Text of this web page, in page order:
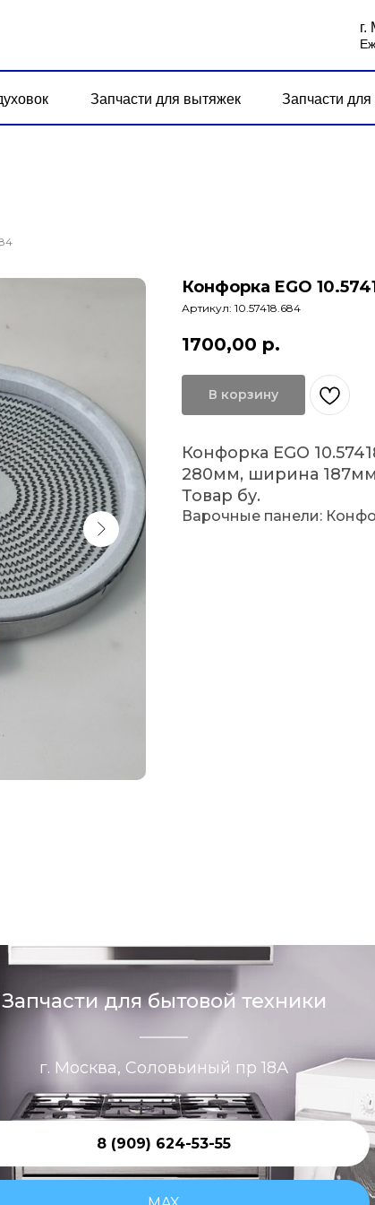
Запчасти для вытяжек Запчасти для
Конфорка EGO
Артикул: 10.57418.684
1700,00 р.
В корзину
Конфорка EGO
280мм, ширина
Товар бу.
Варочные панели:
Запчасти для бытовой техники
г. Москва, Соловьиный пр 18А
8 (909) 624-53-55